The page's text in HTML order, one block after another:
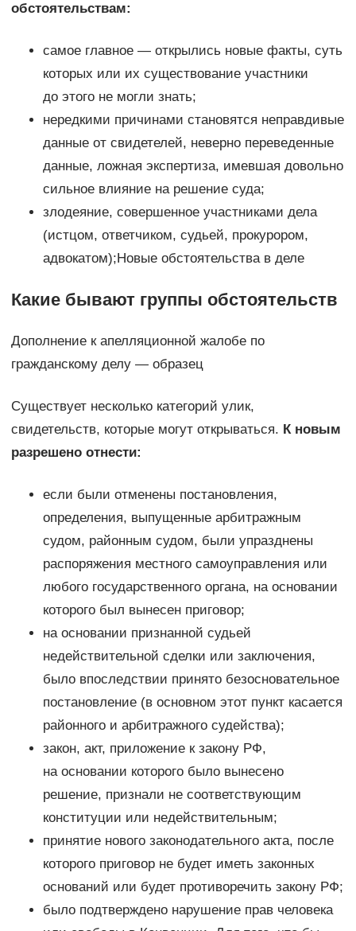
обстоятельствам:
самое главное — открылись новые факты, суть
которых или их существование участники
до этого не могли знать;
нередкими причинами становятся неправдивые
данные от свидетелей, неверно переведенные
данные, ложная экспертиза, имевшая довольно
сильное влияние на решение суда;
злодеяние, совершенное участниками дела
(истцом, ответчиком, судьей, прокурором,
адвокатом);Новые обстоятельства в деле
Какие бывают группы обстоятельств
Дополнение к апелляционной жалобе по
гражданскому делу — образец
Существует несколько категорий улик,
свидетельств, которые могут открываться. К новым
разрешено отнести:
если были отменены постановления,
определения, выпущенные арбитражным
судом, районным судом, были упразднены
распоряжения местного самоуправления или
любого государственного органа, на основании
которого был вынесен приговор;
на основании признанной судьей
недействительной сделки или заключения,
было впоследствии принято безосновательное
постановление (в основном этот пункт касается
районного и арбитражного судейства);
закон, акт, приложение к закону РФ,
на основании которого было вынесено
решение, признали не соответствующим
конституции или недействительным;
принятие нового законодательного акта, после
которого приговор не будет иметь законных
оснований или будет противоречить закону РФ;
было подтверждено нарушение прав человека